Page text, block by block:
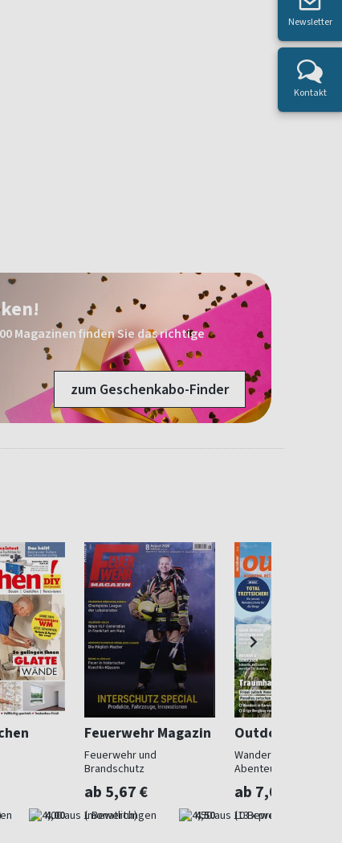
Magazinen finden Sie das richtige
zum Geschenkabo-Finder
4,00
Feuerwehr Magazin
Feuerwehr und
Brandschutz
ab 5,67 €
(monatlich) 4,50
Outdoor
Wandern, Reisen,
Abenteuer
ab 7,08 €
(13 x pro Jahr)
Newsletter
Kontakt